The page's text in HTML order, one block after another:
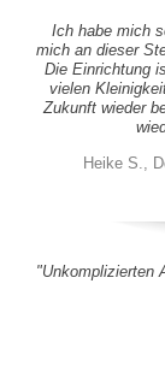
Ich habe mich
mich an dieser
Die Einrichtung
vielen
Zukunft wieder
Heike S.,
"Unkomplizierten